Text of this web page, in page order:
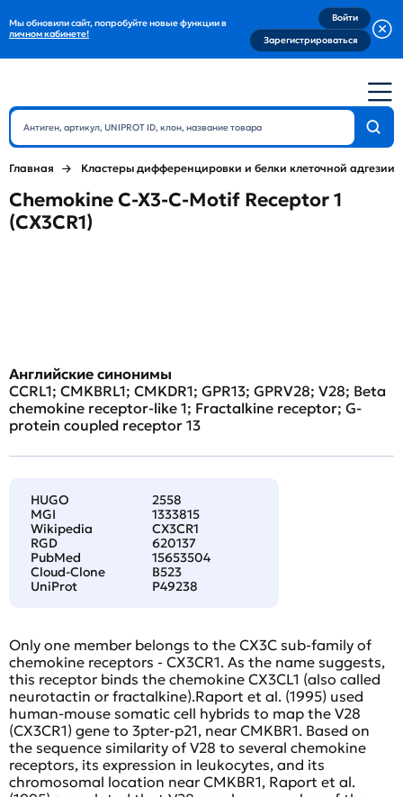
Мы обновили сайт, попробуйте новые функции в
личном кабинете!
Войти
Зарегистрироваться
Главная Кластеры дифференцировки и белки клеточной адгезии
Chemokine C-X3-C-Motif Receptor 1
(CX3CR1)
Английские синонимы
CCRL1; CMKBRL1; CMKDR1; GPR13; GPRV28; V28; Beta
chemokine receptor-like 1; Fractalkine receptor; G-
protein coupled receptor 13
HUGO
2558
MGI
1333815
Wikipedia
CX3CR1
RGD
620137
PubMed
15653504
Cloud-Clone
B523
UniProt
P49238
Only one member belongs to the CX3C sub-family of
chemokine receptors - CX3CR1. As the name suggests,
this receptor binds the chemokine CX3CL1 (also called
neurotactin or fractalkine).Raport et al. (1995) used
human-mouse somatic cell hybrids to map the V28
(CX3CR1) gene to 3pter-p21, near CMKBR1. Based on
the sequence similarity of V28 to several chemokine
receptors, its expression in leukocytes, and its
chromosomal location near CMKBR1, Raport et al.